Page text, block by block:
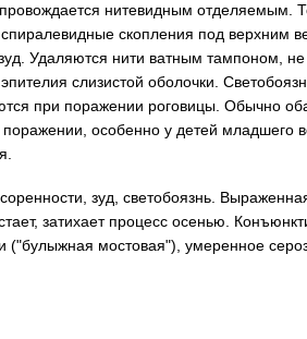
нитевидным отделяемым.
скопления под верхним
Удаляются нити ватным тампоном, не
слизистой оболочки.
при поражении роговицы. Обычно
особенно у детей младшего
зуд, светобоязнь.
затихает процесс осенью.
("булыжная мостовая"), умеренное